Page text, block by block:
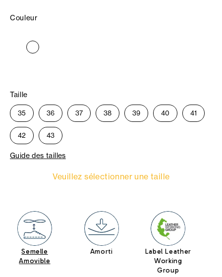
Couleur
Taille
35 36 37 38 39 40 41
42 43
Guide des tailles
Veuillez sélectionner une taille
Semelle
Amovible
Amorti
Label Leather
Working
Group